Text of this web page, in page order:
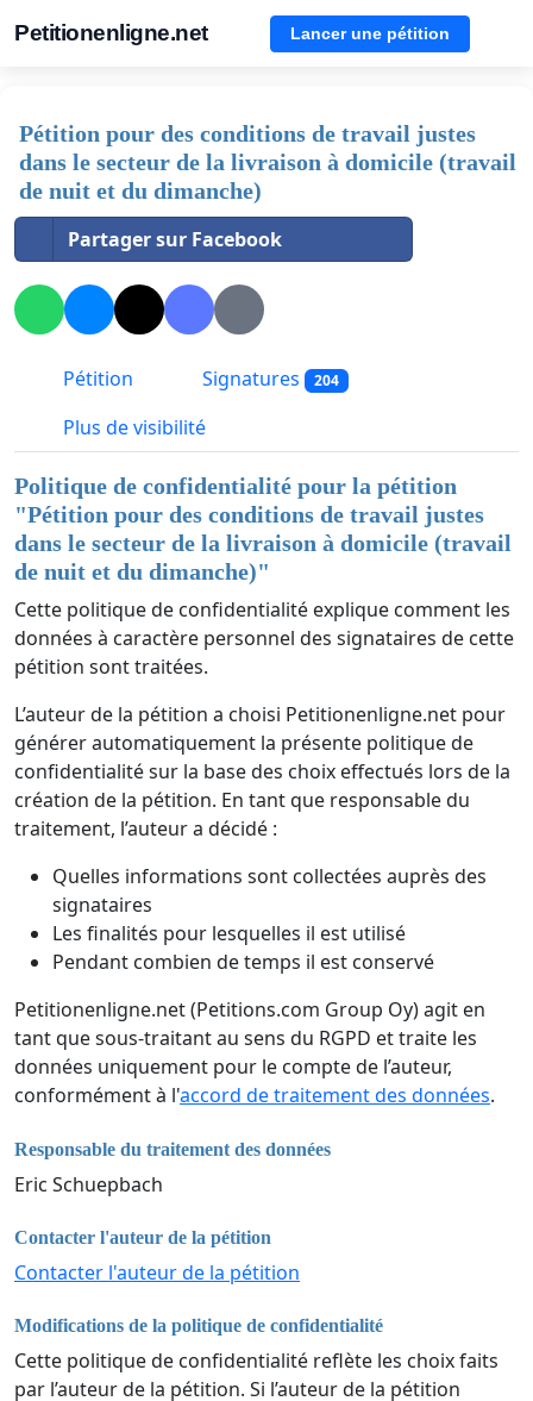
Petitionenligne.net Lancer une pétition
Pétition pour des conditions de travail justes
dans le secteur de la livraison à domicile (travail
de nuit et du dimanche)
Partager sur Facebook
Pétition Signatures 204
Plus de visibilité
Politique de confidentialité pour la pétition
"Pétition pour des conditions de travail justes
dans le secteur de la livraison à domicile (travail
de nuit et du dimanche)"
Cette politique de confidentialité explique comment les
données à caractère personnel des signataires de cette
pétition sont traitées.
L’auteur de la pétition a choisi Petitionenligne.net pour
générer automatiquement la présente politique de
confidentialité sur la base des choix effectués lors de la
création de la pétition. En tant que responsable du
traitement, l’auteur a décidé :
Quelles informations sont collectées auprès des
signataires
Les finalités pour lesquelles il est utilisé
Pendant combien de temps il est conservé
Petitionenligne.net (Petitions.com Group Oy) agit en
tant que sous-traitant au sens du RGPD et traite les
données uniquement pour le compte de l’auteur,
conformément à l'accord de traitement des données.
Responsable du traitement des données
Eric Schuepbach
Contacter l'auteur de la pétition
Contacter l'auteur de la pétition
Modifications de la politique de confidentialité
Cette politique de confidentialité reflète les choix faits
par l’auteur de la pétition. Si l’auteur de la pétition